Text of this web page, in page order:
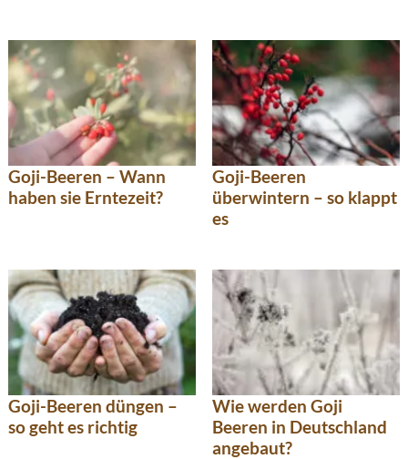
Goji-Beeren – Wann
haben sie Erntezeit?
Goji-Beeren
überwintern – so klappt
es
Goji-Beeren düngen –
so geht es richtig
Wie werden Goji
Beeren in Deutschland
angebaut?